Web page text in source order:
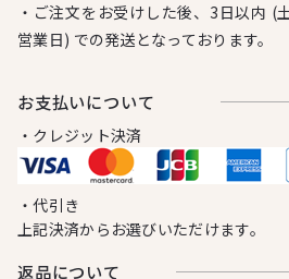
・ご注文をお受けした後、3日以内 (
営業日) での発送となっております。
お⽀払いについて
・クレジット決済
・代引き
上記決済からお選びいただけます。
返品について